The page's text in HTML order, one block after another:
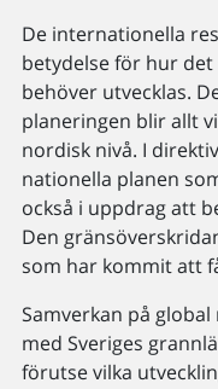
De internationella
betydelse för hur
behöver utvecklas.
planeringen blir allt
nordisk nivå. I
nationella planen
också i uppdrag att
Den
som har kommit att
Samverkan på
med Sveriges
förutse vilka